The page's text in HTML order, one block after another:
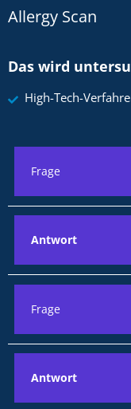
Allergy Scan
Das wird
High-Tech-
Frage
Antwort
Frage
Antwort